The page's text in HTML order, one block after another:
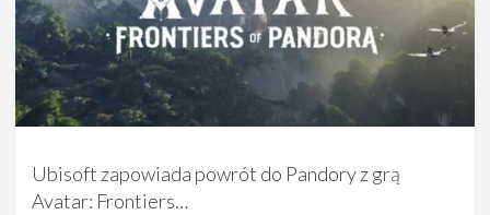
Ubisoft zapowiada powrót do Pandory z grą
Avatar: Frontiers…